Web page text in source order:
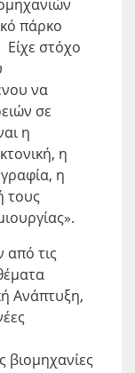
πάρκο
στόχο
να
σε
η
η
η
τους
τις
Ανάπτυξη,
βιομηχανίες